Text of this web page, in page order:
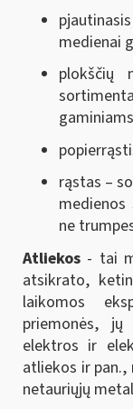
medienai
plokščių
rąstas –
medienos
ne
Atliekos - tai
atsikrato,
laikomos
priemonės,
elektros ir
atliekos ir
netauriųjų